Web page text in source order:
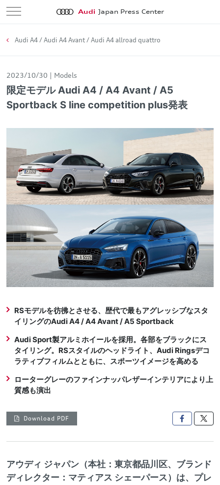
Audi Japan Press Center
Audi A4 / Audi A4 Avant / Audi A4 allroad quattro
2023/10/30 Models
限定モデル Audi A4 / A4 Avant / A5
Sportback S line competition plus発表
RSモデルを彷彿とさせる、歴代で最もアグレッシブなスタ
イリングのAudi A4 / A4 Avant / A5 Sportback
Audi Sport製アルミホイールを採用。各部をブラックにス
タイリング。RSスタイルのヘッドライト、Audi Ringsデコ
ラティブフィルムとともに、スポーツイメージを高める
ローターグレーのファインナッパレザーインテリアにより上
質感も演出
Download PDF 
アウディ ジャパン（本社：東京都品川区、ブランド
ディレクター：マティアス シェーパース）は、プレ